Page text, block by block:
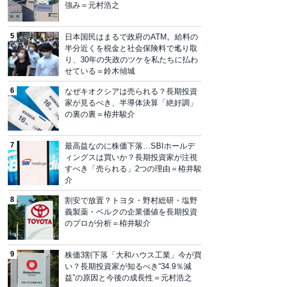
強み＝元村浩之
日本国民はまるで政府のATM。給料の
半分近くを税金と社会保険料で毟り取
り、30年の失政のツケを私たちに払わ
せている＝鈴木傾城
なぜキオクシアは売られる？長期投資
家が見るべき、半導体決算「絶好調」
の裏の裏＝栫井駿介
最高益なのに株価下落…SBIホールデ
ィングスは買いか？長期投資家が注視
すべき「売られる」2つの理由＝栫井駿
介
割安で放置？トヨタ・野村総研・塩野
義製薬・ベルクの企業価値を長期投資
のプロが分析＝栫井駿介
株価3割下落「大和ハウス工業」今が買
い？長期投資家が知るべき“34.9％減
益”の原因と今後の成長性＝元村浩之